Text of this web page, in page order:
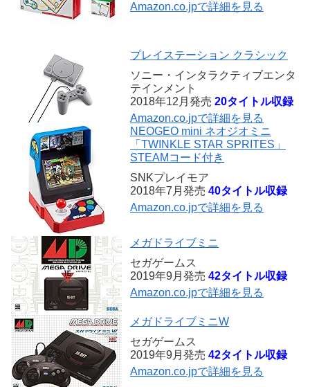
Amazon.co.jpで詳細を見る
プレイステーション クラシック
ソニー・インタラクティブエンタ
テインメント
2018年12月発売 20タイトル収録
Amazon.co.jpで詳細を見る
NEOGEO mini ネオジオミニ
「TWINKLE STAR SPRITES」
STEAMコード付き
SNKプレイモア
2018年7月発売 40タイトル収録
Amazon.co.jpで詳細を見る
メガドライブミニ
セガゲームス
2019年9月発売 42タイトル収録
Amazon.co.jpで詳細を見る
メガドライブミニW
セガゲームス
2019年9月発売 42タイトル収録
Amazon.co.jpで詳細を見る